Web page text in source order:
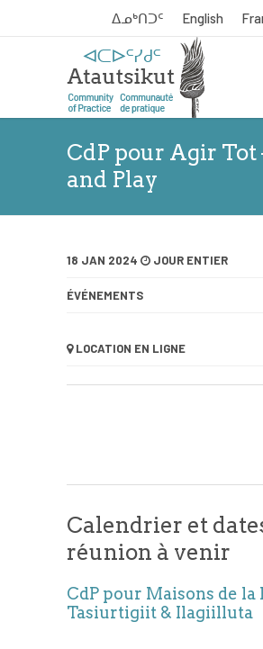
ᐃᓄᒃᑎᑐᑦ English
CdP pour Agir Tot
and Play
18 JAN 2024 JOUR ENTIER
ÉVÉNEMENTS
LOCATION EN LIGNE
Calendrier et
réunion à venir
CdP pour Maisons de la
Tasiurtigiit & Ilagiilluta